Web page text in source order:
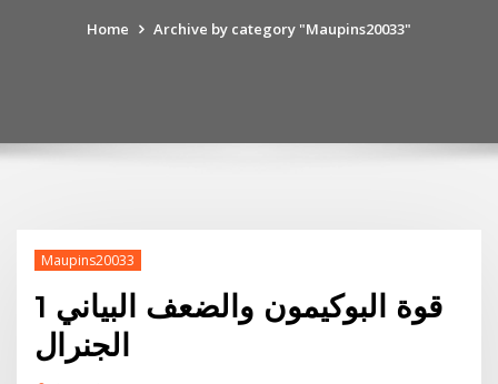
Home Archive by category "Maupins20033"
Maupins20033
قوة البوكيمون والضعف البياني 1
الجنرال